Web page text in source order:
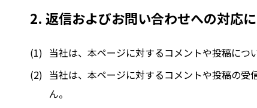
2. 返信およびお問い合わせへの対応
当社は、本ページに対するコメントや投稿につ
当社は、本ページに対するコメントや投稿の
ん。